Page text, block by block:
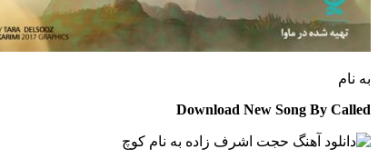
به نام
Download New Song By Called